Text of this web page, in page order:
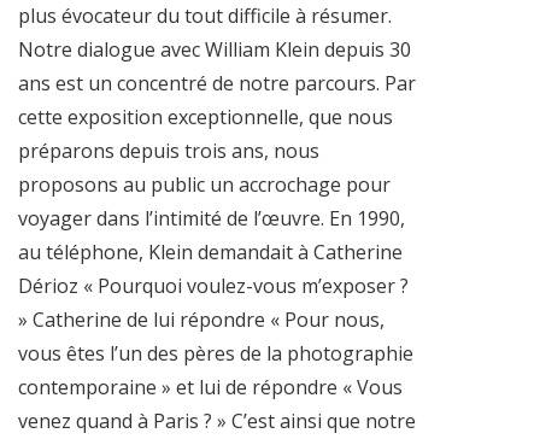
plus évocateur du tout difficile à résumer.
Notre dialogue avec William Klein depuis 30
ans est un concentré de notre parcours. Par
cette exposition exceptionnelle, que nous
préparons depuis trois ans, nous
proposons au public un accrochage pour
voyager dans l’intimité de l’œuvre. En 1990,
au téléphone, Klein demandait à Catherine
Dérioz « Pourquoi voulez-vous m’exposer ?
» Catherine de lui répondre « Pour nous,
vous êtes l’un des pères de la photographie
contemporaine » et lui de répondre « Vous
venez quand à Paris ? » C’est ainsi que notre